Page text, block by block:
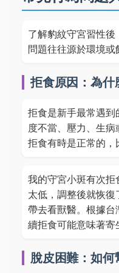
了解豹紋守宮習性
問題往往源於環境或
拒食原因：為什
拒食是新手最常遇到
度不當、壓力、生病
拒食有時是正常的，
我的守宮小斑有次
太低，調整後就恢
帶去看獸醫。根據
續拒食可能意味著寄
脫皮困難：如何